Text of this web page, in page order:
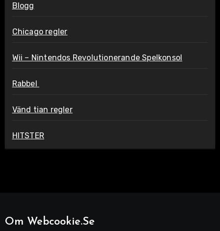
Blogg
Chicago regler
Wii – Nintendos Revolutionerande Spelkonsol
Rabbel
Vänd tian regler
HITSTER
Om Webcookie.se